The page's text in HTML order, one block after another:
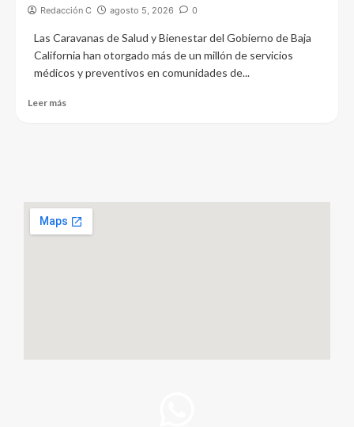
Redacción C agosto 5, 2026 0
Las Caravanas de Salud y Bienestar del Gobierno de Baja
California han otorgado más de un millón de servicios
médicos y preventivos en comunidades de...
Leer más